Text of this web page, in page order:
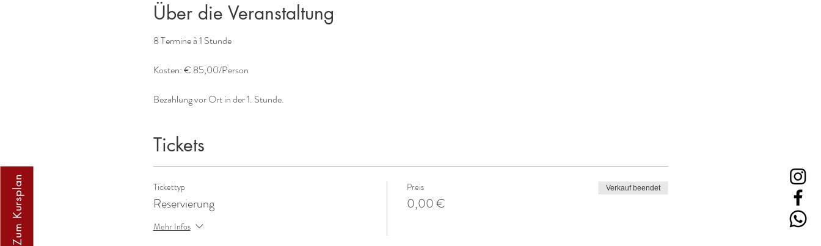
Zum Kursplan
Über die Veranstaltung
8 Termine à 1 Stunde
Kosten: € 85,00/Person
Bezahlung vor Ort in der 1. Stunde.
Tickets
Tickettyp
Reservierung
Mehr Infos
Preis
0,00 €
Verkauf beendet